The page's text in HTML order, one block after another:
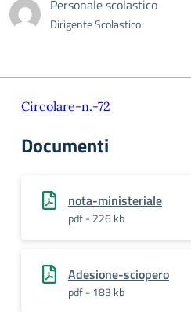
Personale scolastico
Dirigente Scolastico
Circolare-n.-72
Documenti
nota-ministeriale
pdf - 226 kb
Adesione-sciopero
pdf - 183 kb